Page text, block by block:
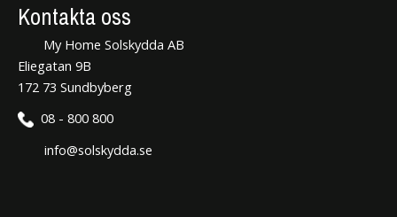
Kontakta oss
My Home Solskydda AB
Eliegatan 9B
172 73 Sundbyberg
08 - 800 800
info@solskydda.se